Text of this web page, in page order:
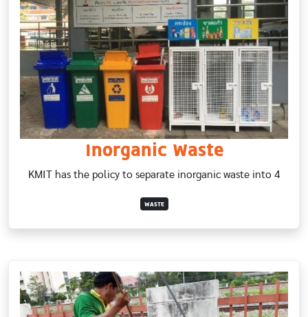
Inorganic Waste
KMIT has the policy to separate inorganic waste into 4
WASTE